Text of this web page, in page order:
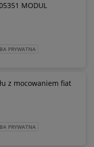
MODUL
PRYWATNA
z mocowaniem fiat
PRYWATNA